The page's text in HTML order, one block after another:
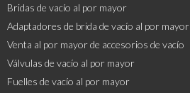
Bridas de vacío al por mayor
Adaptadores de brida de vacío al por mayor
Venta al por mayor de accesorios de vacío
Válvulas de vacío al por mayor
Fuelles de vacío al por mayor